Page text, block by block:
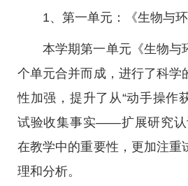
1、第一单元：《生物与环
本学期第一单元《生物与
个单元合并而成，进行了科学
性加强，提升了从“动手操
试验收集事实——扩展研究认
在教学中的重要性，更加注重
理和分析。